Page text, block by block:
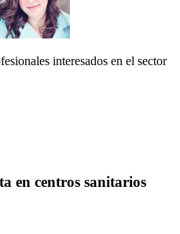
interesados en el sector
en centros sanitarios